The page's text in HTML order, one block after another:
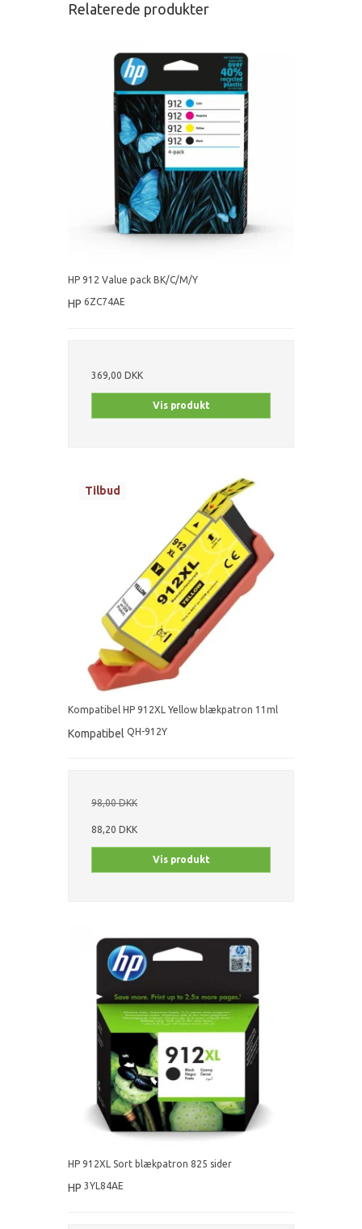
Relaterede produkter
HP 912 Value pack BK/C/M/Y
HP 6ZC74AE
369,00 DKK
Vis produkt
Tilbud
Kompatibel HP 912XL Yellow blækpatron 11ml
Kompatibel QH-912Y
98,00 DKK
88,20 DKK
Vis produkt
HP 912XL Sort blækpatron 825 sider
HP 3YL84AE